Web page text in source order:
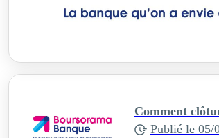
Comment
Publié le 05/